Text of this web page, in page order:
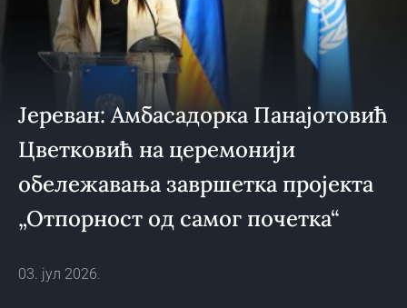
Јереван: Амбасадорка Панајотовић
Цветковић на церемонији
обележавања завршетка пројекта
„Отпорност од самог почетка“
03. јул 2026.